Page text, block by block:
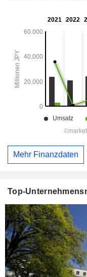
Mehr Finanzdaten
Top-